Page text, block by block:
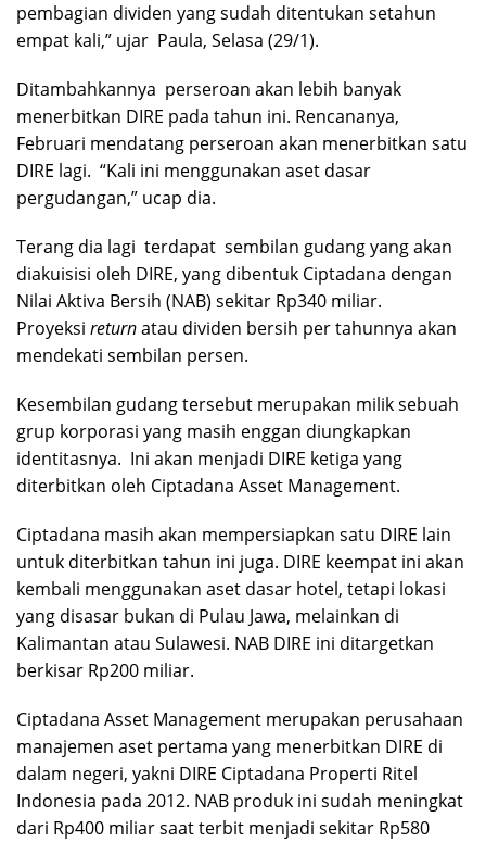
pembagian dividen yang sudah ditentukan setahun
empat kali,” ujar Paula, Selasa (29/1).
Ditambahkannya perseroan akan lebih banyak
menerbitkan DIRE pada tahun ini. Rencananya,
Februari mendatang perseroan akan menerbitkan satu
DIRE lagi. “Kali ini menggunakan aset dasar
pergudangan,” ucap dia.
Terang dia lagi terdapat sembilan gudang yang akan
diakuisisi oleh DIRE, yang dibentuk Ciptadana dengan
Nilai Aktiva Bersih (NAB) sekitar Rp340 miliar.
Proyeksi returnatau dividen bersih per tahunnya akan
mendekati sembilan persen.
Kesembilan gudang tersebut merupakan milik sebuah
grup korporasi yang masih enggan diungkapkan
identitasnya. Ini akan menjadi DIRE ketiga yang
diterbitkan oleh Ciptadana Asset Management.
Ciptadana masih akan mempersiapkan satu DIRE lain
untuk diterbitkan tahun ini juga. DIRE keempat ini akan
kembali menggunakan aset dasar hotel, tetapi lokasi
yang disasar bukan di Pulau Jawa, melainkan di
Kalimantan atau Sulawesi. NAB DIRE ini ditargetkan
berkisar Rp200 miliar.
Ciptadana Asset Management merupakan perusahaan
manajemen aset pertama yang menerbitkan DIRE di
dalam negeri, yakni DIRE Ciptadana Properti Ritel
Indonesia pada 2012. NAB produk ini sudah meningkat
dari Rp400 miliar saat terbit menjadi sekitar Rp580